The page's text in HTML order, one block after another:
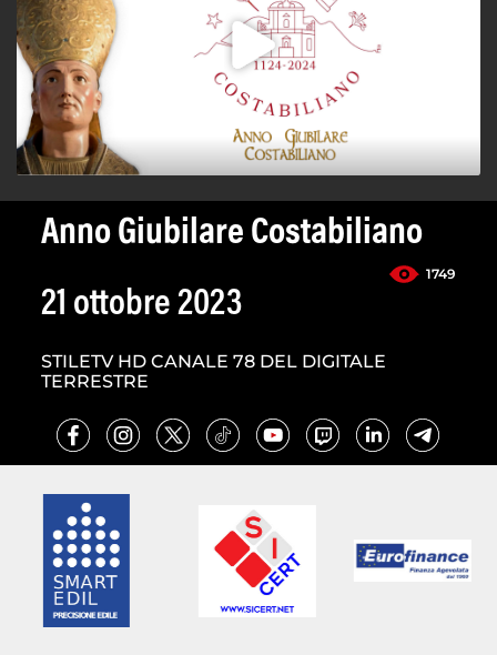
Anno Giubilare Costabiliano
1749
21 ottobre 2023
STILETV HD CANALE 78 DEL DIGITALE
TERRESTRE